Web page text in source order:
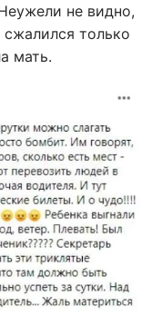
не видно,
только
мать.